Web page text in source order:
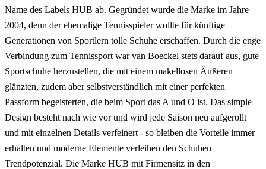
Name des Labels HUB ab. Gegründet wurde die Marke im Jahre
2004, denn der ehemalige Tennisspieler wollte für künftige
Generationen von Sportlern tolle Schuhe erschaffen. Durch die enge
Verbindung zum Tennissport war van Boeckel stets darauf aus, gute
Sportschuhe herzustellen, die mit einem makellosen Äußeren
glänzten, zudem aber selbstverständlich mit einer perfekten
Passform begeisterten, die beim Sport das A und O ist. Das simple
Design besteht nach wie vor und wird jede Saison neu aufgerollt
und mit einzelnen Details verfeinert - so bleiben die Vorteile immer
erhalten und moderne Elemente verleihen den Schuhen
Trendpotenzial. Die Marke HUB mit Firmensitz in den